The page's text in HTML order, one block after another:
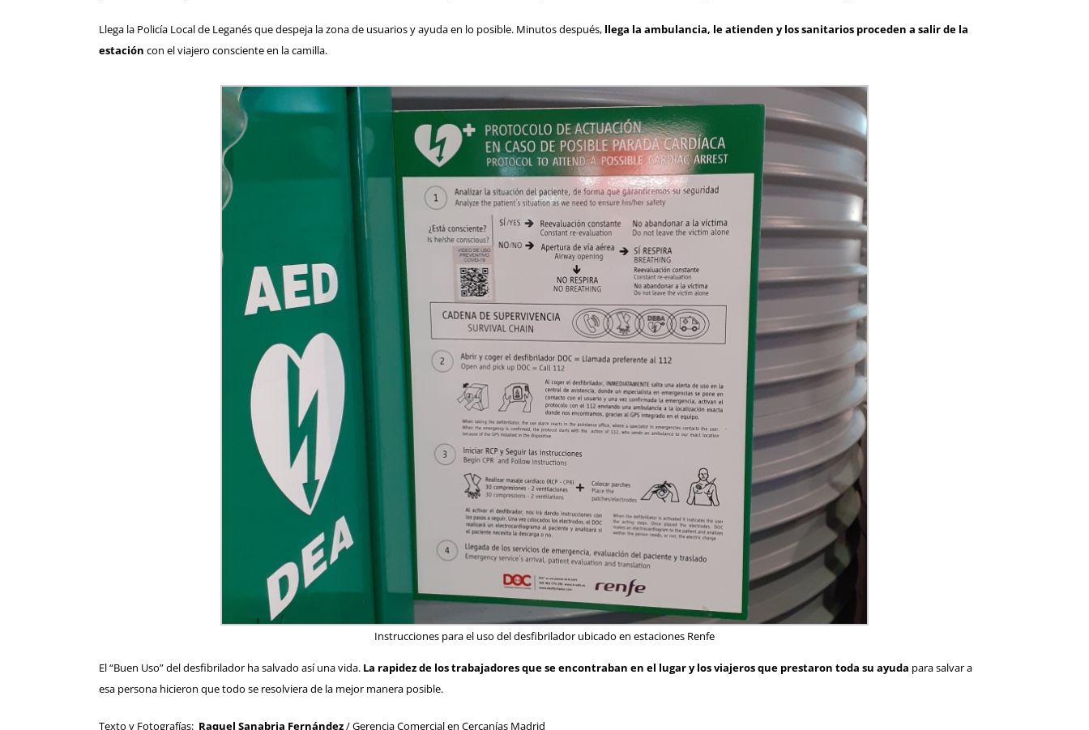
Llega la Policía Local de Leganés que despeja la zona de usuarios y ayuda en lo posible. Minutos después, llega la ambulancia, le atienden y los sanitarios proceden a salir de la
estación con el viajero consciente en la camilla.
Instrucciones para el uso del desfibrilador ubicado en estaciones Renfe
El “Buen Uso” del desfibrilador ha salvado así una vida. La rapidez de los trabajadores que se encontraban en el lugar y los viajeros que prestaron toda su ayuda para salvar a
esa persona hicieron que todo se resolviera de la mejor manera posible.
Texto y Fotografías: Raquel Sanabria Fernández/ Gerencia Comercial en Cercanías Madrid